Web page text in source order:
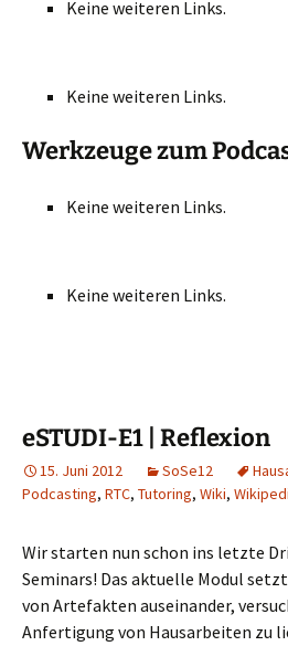
Keine weiteren Links.
Keine weiteren Links.
Werkzeuge zum
Keine weiteren Links.
Keine weiteren Links.
eSTUDI-E1 | Reflexion
15. Juni 2012 SoSe12
Podcasting, RTC, Tutoring, Wiki,
Wir starten nun schon ins letzte
Seminars! Das aktuelle Modul
von Artefakten auseinander,
Anfertigung von Hausarbeiten zu